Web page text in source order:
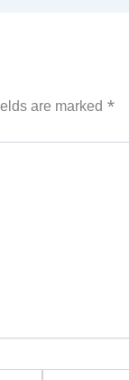
are marked *